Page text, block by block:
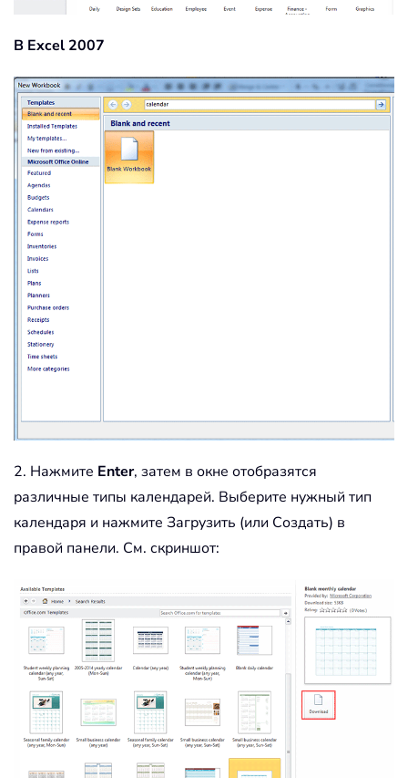
В Excel 2007
2. Нажмите Enter, затем в окне отобразятся
различные типы календарей. Выберите нужный тип
календаря и нажмите Загрузить (или Создать) в
правой панели. См. скриншот: